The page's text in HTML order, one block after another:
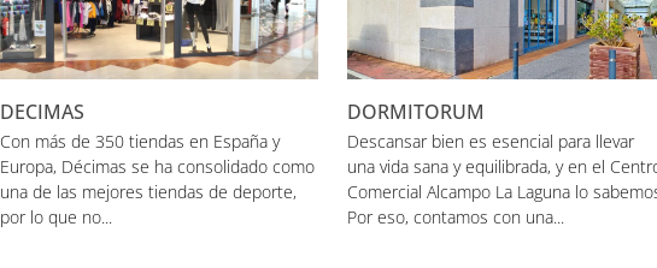
DECIMAS
Con más de 350 tiendas en España y
Europa, Décimas se ha consolidado como
una de las mejores tiendas de deporte,
por lo que no...
DORMITORUM
Descansar bien es esencial para llevar
una vida sana y equilibrada, y en el
Comercial Alcampo La Laguna lo
Por eso, contamos con una...